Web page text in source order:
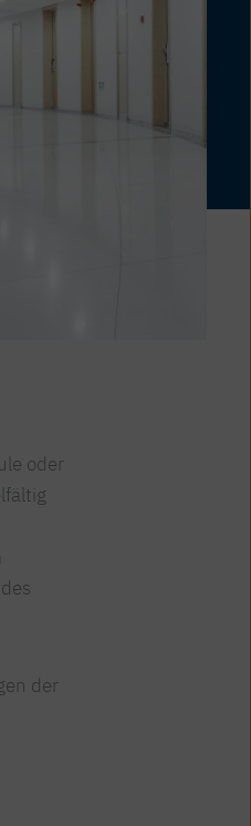
oder
der